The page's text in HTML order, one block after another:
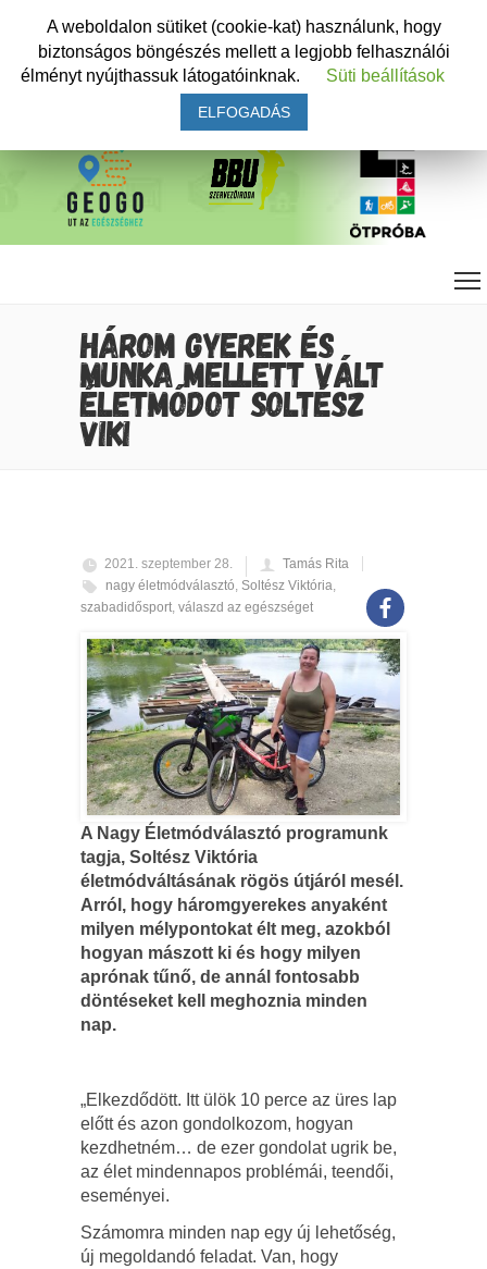
HÁROM GYEREK ÉS
MUNKA MELLETT VÁLT
ÉLETMÓDOT SOLTÉSZ
VIKI
2021. szeptember 28.
Tamás Rita
nagy életmódválasztó, Soltész Viktória,
szabadidősport, válaszd az egészséget
A Nagy Életmódválasztó programunk
tagja, Soltész Viktória
életmódváltásának rögös útjáról mesél.
Arról, hogy háromgyerekes anyaként
milyen mélypontokat élt meg, azokból
hogyan mászott ki és hogy milyen
aprónak tűnő, de annál fontosabb
döntéseket kell meghoznia minden
nap.
„Elkezdődött. Itt ülök 10 perce az üres lap
előtt és azon gondolkozom, hogyan
kezdhetném… de ezer gondolat ugrik be,
az élet mindennapos problémái, teendői,
eseményei.
Számomra minden nap egy új lehetőség,
új megoldandó feladat. Van, hogy
A weboldalon sütiket (cookie-kat) használunk, hogy
biztonságos böngészés mellett a legjobb felhasználói
élményt nyújthassuk látogatóinknak.
Süti beállítások
ELFOGADÁS